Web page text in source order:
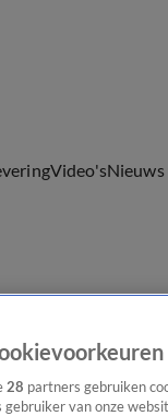
Video'sNieuws
28 partners gebruiken
gebruiker van onze